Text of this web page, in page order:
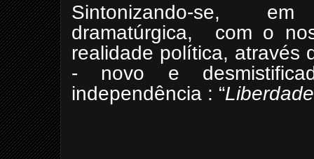
Sintonizando-se,
dramatúrgica,
com o
realidade política, através
- novo e
independência : “